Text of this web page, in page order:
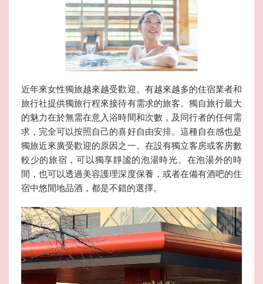
近年來女性獨旅越來越受歡迎。有越來越多的住宿業者和
旅行社提供獨旅行程來接待有需求的旅客。獨自旅行最大
的魅力在於無需在意入浴時間和次數，及同行者的任何需
求，完全可以按照自己的喜好自由安排。這種自在感也是
獨旅近來廣受歡迎的原因之一。在設有獨立客房或客房數
較少的旅宿，可以獨享靜謐的泡湯時光。在泡湯外的時
間，也可以透過美容護理深度保養，或者在備有酒吧的住
宿中悠閒地品酒，都是不錯的選擇。